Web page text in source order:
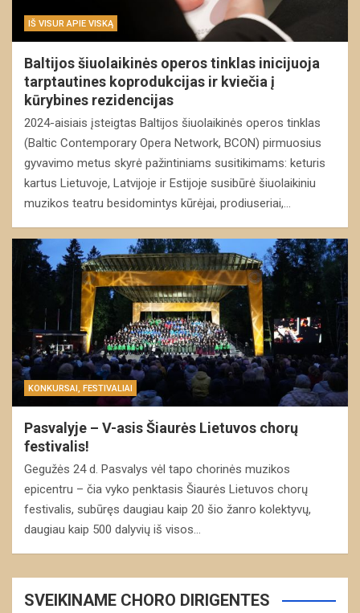
IŠ VISUR APIE VISKĄ
Baltijos šiuolaikinės operos tinklas inicijuoja
tarptautines koprodukcijas ir kviečia į
kūrybines rezidencijas
2024-aisiais įsteigtas Baltijos šiuolaikinės operos tinklas
(Baltic Contemporary Opera Network, BCON) pirmuosius
gyvavimo metus skyrė pažintiniams susitikimams: keturis
kartus Lietuvoje, Latvijoje ir Estijoje susibūrė šiuolaikiniu
muzikos teatru besidomintys kūrėjai, prodiuseriai,…
KONKURSAI, FESTIVALIAI
Pasvalyje – V-asis Šiaurės Lietuvos chorų
festivalis!
Gegužės 24 d. Pasvalys vėl tapo chorinės muzikos
epicentru – čia vyko penktasis Šiaurės Lietuvos chorų
festivalis, subūręs daugiau kaip 20 šio žanro kolektyvų,
daugiau kaip 500 dalyvių iš visos…
SVEIKINAME CHORO DIRIGENTES